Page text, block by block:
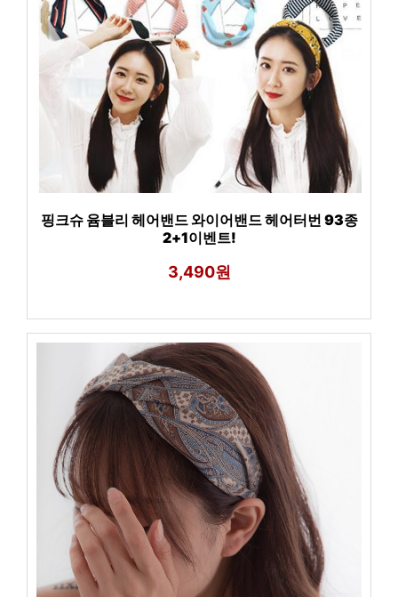
핑크슈 윰블리 헤어밴드 와이어밴드 헤어터번 93종
2+1이벤트!
3,490원